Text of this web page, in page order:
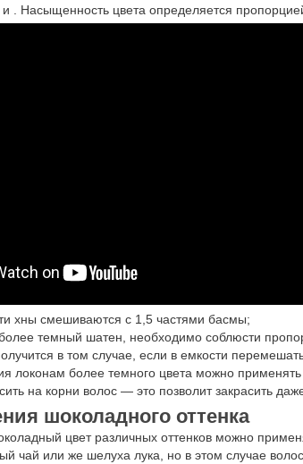
и . Насыщенность цвета определяется
хны смешиваются с 1,5 частями басмы;
темный шатен, необходимо соблюсти
в том случае, если в емкости
локонам более темного цвета можно
на корни волос — это позволит закрасить
шоколадного оттенка
цвет различных оттенков можно
чай или же шелуха лука, но в этом случае